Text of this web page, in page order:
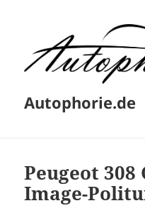
Autophorie.de
Peugeot 308
Image-